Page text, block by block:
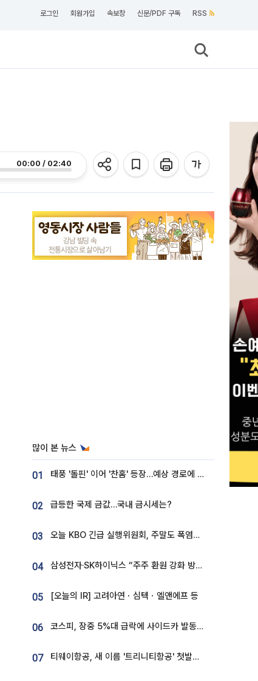
로그인 회원가입 속보창 신문/PDF 구독 RSS
00:00 / 02:40
많이 본 뉴스
01 태풍 '돌핀' 이어 '찬홈' 등장…예상 경로에 한국 '한숨'
02 급등한 국제 금값…국내 금시세는?
03 오늘 KBO 긴급 실행위원회, 주말도 폭염취소 될까
04 삼성전자·SK하이닉스 “주주 환원 강화 방안 마련”
05 [오늘의 IR] 고려아연ㆍ심텍ㆍ엘앤에프 등
06 코스피, 장중 5%대 급락에 사이드카 발동…삼성·SK 동반 폭락
07 티웨이항공, 새 이름 '트리니티항공' 첫발…SSC 전략 본격화